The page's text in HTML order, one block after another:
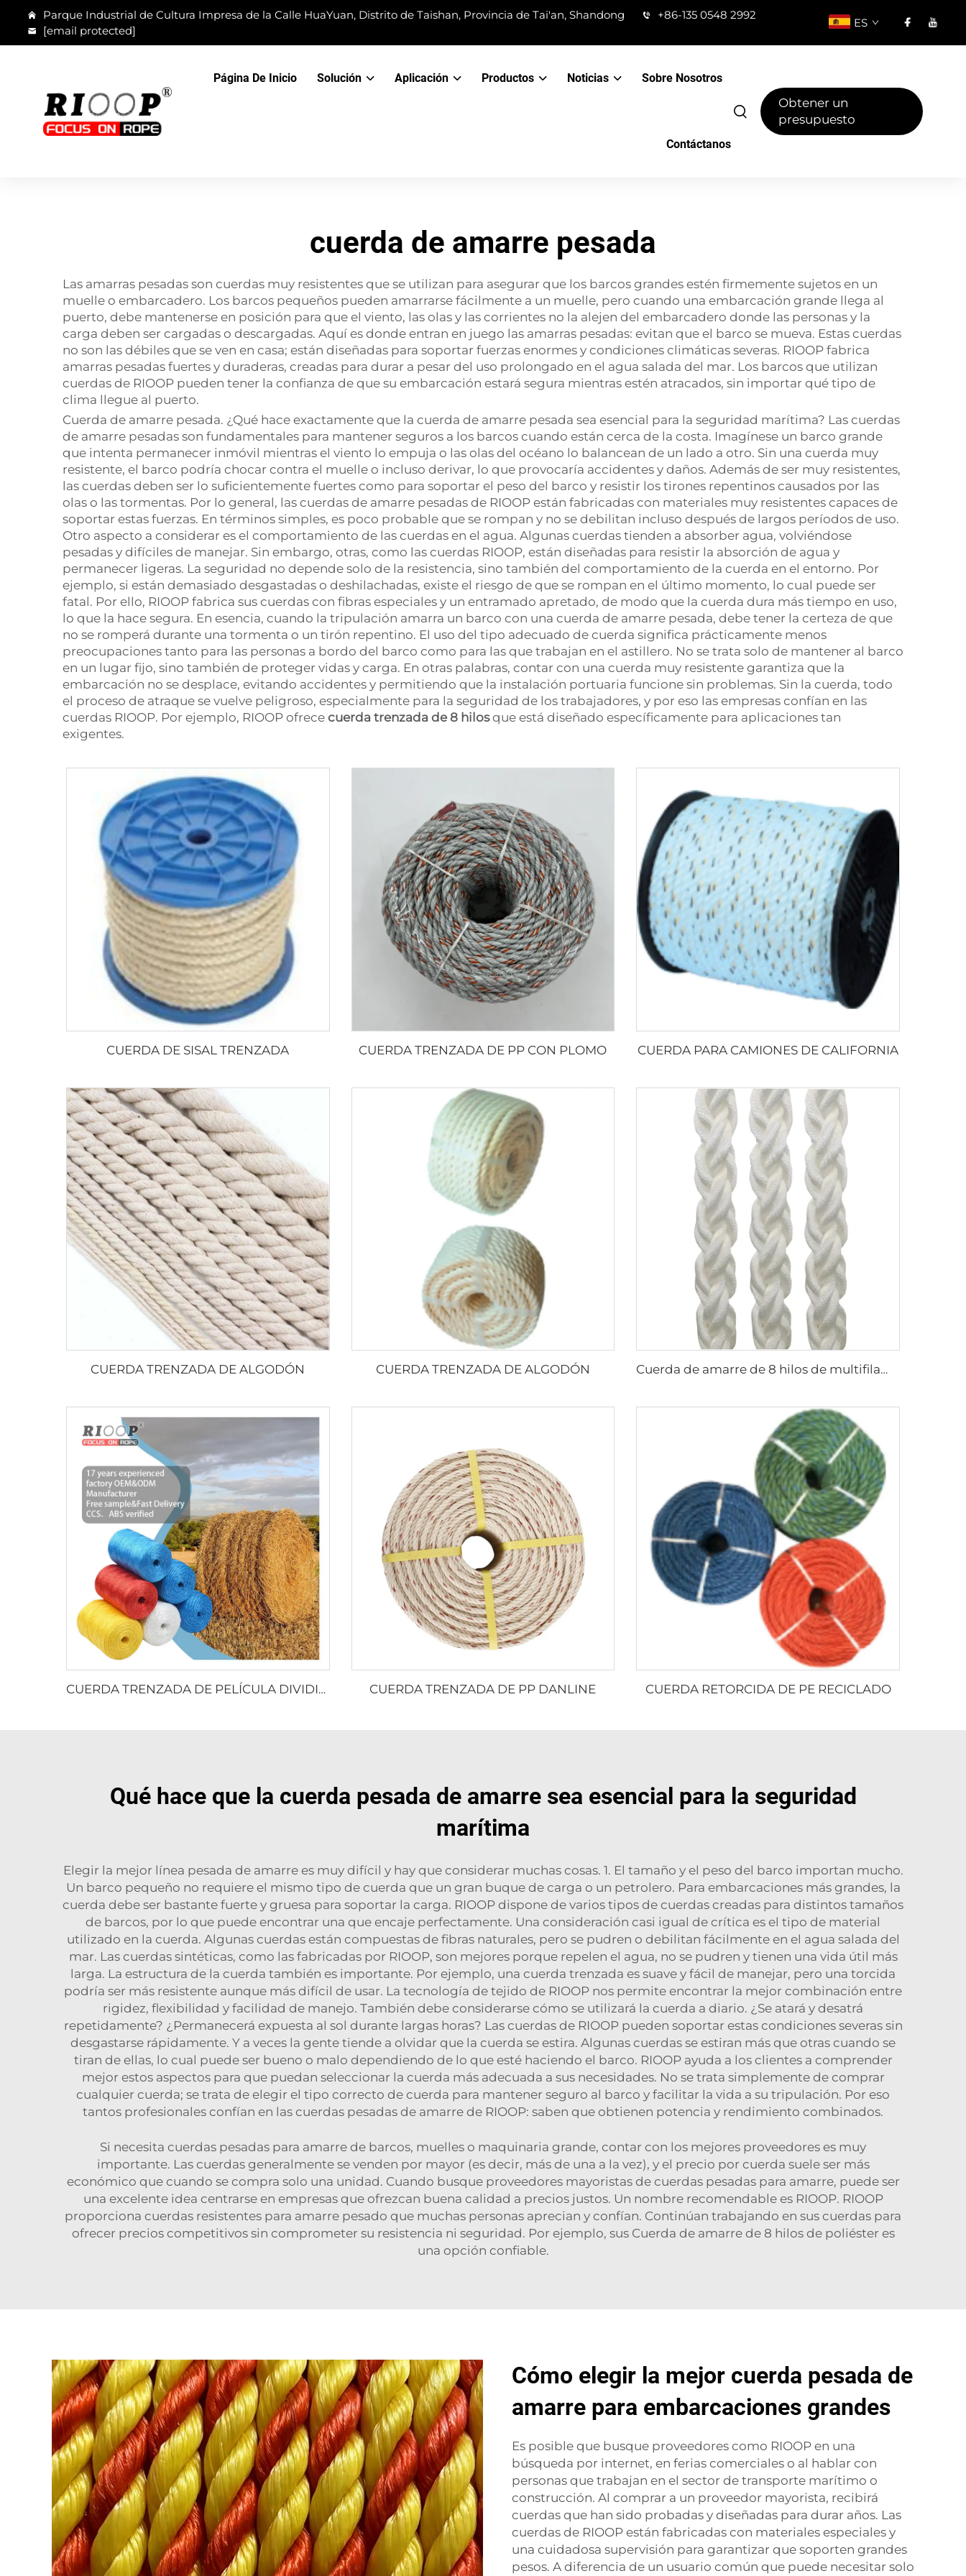
Parque Industrial de Cultura Impresa de la Calle HuaYuan, Distrito de Taishan, Provincia de Tai'an, Shandong
+86-135 0548 2992
[email protected]
ES
Página De Inicio Solución Aplicación Productos Noticias Sobre Nosotros
Contáctanos
Obtener un
presupuesto
cuerda de amarre pesada
Las amarras pesadas son cuerdas muy resistentes que se utilizan para asegurar que los barcos grandes estén firmemente sujetos en un
muelle o embarcadero. Los barcos pequeños pueden amarrarse fácilmente a un muelle, pero cuando una embarcación grande llega al
puerto, debe mantenerse en posición para que el viento, las olas y las corrientes no la alejen del embarcadero donde las personas y la
carga deben ser cargadas o descargadas. Aquí es donde entran en juego las amarras pesadas: evitan que el barco se mueva. Estas cuerdas
no son las débiles que se ven en casa; están diseñadas para soportar fuerzas enormes y condiciones climáticas severas. RIOOP fabrica
amarras pesadas fuertes y duraderas, creadas para durar a pesar del uso prolongado en el agua salada del mar. Los barcos que utilizan
cuerdas de RIOOP pueden tener la confianza de que su embarcación estará segura mientras estén atracados, sin importar qué tipo de
clima llegue al puerto.
Cuerda de amarre pesada. ¿Qué hace exactamente que la cuerda de amarre pesada sea esencial para la seguridad marítima? Las cuerdas
de amarre pesadas son fundamentales para mantener seguros a los barcos cuando están cerca de la costa. Imagínese un barco grande
que intenta permanecer inmóvil mientras el viento lo empuja o las olas del océano lo balancean de un lado a otro. Sin una cuerda muy
resistente, el barco podría chocar contra el muelle o incluso derivar, lo que provocaría accidentes y daños. Además de ser muy resistentes,
las cuerdas deben ser lo suficientemente fuertes como para soportar el peso del barco y resistir los tirones repentinos causados por las
olas o las tormentas. Por lo general, las cuerdas de amarre pesadas de RIOOP están fabricadas con materiales muy resistentes capaces de
soportar estas fuerzas. En términos simples, es poco probable que se rompan y no se debilitan incluso después de largos períodos de uso.
Otro aspecto a considerar es el comportamiento de las cuerdas en el agua. Algunas cuerdas tienden a absorber agua, volviéndose
pesadas y difíciles de manejar. Sin embargo, otras, como las cuerdas RIOOP, están diseñadas para resistir la absorción de agua y
permanecer ligeras. La seguridad no depende solo de la resistencia, sino también del comportamiento de la cuerda en el entorno. Por
ejemplo, si están demasiado desgastadas o deshilachadas, existe el riesgo de que se rompan en el último momento, lo cual puede ser
fatal. Por ello, RIOOP fabrica sus cuerdas con fibras especiales y un entramado apretado, de modo que la cuerda dura más tiempo en uso,
lo que la hace segura. En esencia, cuando la tripulación amarra un barco con una cuerda de amarre pesada, debe tener la certeza de que
no se romperá durante una tormenta o un tirón repentino. El uso del tipo adecuado de cuerda significa prácticamente menos
preocupaciones tanto para las personas a bordo del barco como para las que trabajan en el astillero. No se trata solo de mantener al barco
en un lugar fijo, sino también de proteger vidas y carga. En otras palabras, contar con una cuerda muy resistente garantiza que la
embarcación no se desplace, evitando accidentes y permitiendo que la instalación portuaria funcione sin problemas. Sin la cuerda, todo
el proceso de atraque se vuelve peligroso, especialmente para la seguridad de los trabajadores, y por eso las empresas confían en las
cuerdas RIOOP. Por ejemplo, RIOOP ofrece cuerda trenzada de 8 hilosque está diseñado específicamente para aplicaciones tan
exigentes.
CUERDA DE SISAL TRENZADA CUERDA TRENZADA DE PP CON PLOMO CUERDA PARA CAMIONES DE CALIFORNIA
CUERDA TRENZADA DE ALGODÓN CUERDA TRENZADA DE ALGODÓN Cuerda de amarre de 8 hilos de multifilamento PP
CUERDA TRENZADA DE PELÍCULA DIVIDIDA DE PP CUERDA TRENZADA DE PP DANLINE CUERDA RETORCIDA DE PE RECICLADO
Qué hace que la cuerda pesada de amarre sea esencial para la seguridad
marítima
Elegir la mejor línea pesada de amarre es muy difícil y hay que considerar muchas cosas. 1. El tamaño y el peso del barco importan mucho.
Un barco pequeño no requiere el mismo tipo de cuerda que un gran buque de carga o un petrolero. Para embarcaciones más grandes, la
cuerda debe ser bastante fuerte y gruesa para soportar la carga. RIOOP dispone de varios tipos de cuerdas creadas para distintos tamaños
de barcos, por lo que puede encontrar una que encaje perfectamente. Una consideración casi igual de crítica es el tipo de material
utilizado en la cuerda. Algunas cuerdas están compuestas de fibras naturales, pero se pudren o debilitan fácilmente en el agua salada del
mar. Las cuerdas sintéticas, como las fabricadas por RIOOP, son mejores porque repelen el agua, no se pudren y tienen una vida útil más
larga. La estructura de la cuerda también es importante. Por ejemplo, una cuerda trenzada es suave y fácil de manejar, pero una torcida
podría ser más resistente aunque más difícil de usar. La tecnología de tejido de RIOOP nos permite encontrar la mejor combinación entre
rigidez, flexibilidad y facilidad de manejo. También debe considerarse cómo se utilizará la cuerda a diario. ¿Se atará y desatrá
repetidamente? ¿Permanecerá expuesta al sol durante largas horas? Las cuerdas de RIOOP pueden soportar estas condiciones severas sin
desgastarse rápidamente. Y a veces la gente tiende a olvidar que la cuerda se estira. Algunas cuerdas se estiran más que otras cuando se
tiran de ellas, lo cual puede ser bueno o malo dependiendo de lo que esté haciendo el barco. RIOOP ayuda a los clientes a comprender
mejor estos aspectos para que puedan seleccionar la cuerda más adecuada a sus necesidades. No se trata simplemente de comprar
cualquier cuerda; se trata de elegir el tipo correcto de cuerda para mantener seguro al barco y facilitar la vida a su tripulación. Por eso
tantos profesionales confían en las cuerdas pesadas de amarre de RIOOP: saben que obtienen potencia y rendimiento combinados.
Si necesita cuerdas pesadas para amarre de barcos, muelles o maquinaria grande, contar con los mejores proveedores es muy
importante. Las cuerdas generalmente se venden por mayor (es decir, más de una a la vez), y el precio por cuerda suele ser más
económico que cuando se compra solo una unidad. Cuando busque proveedores mayoristas de cuerdas pesadas para amarre, puede ser
una excelente idea centrarse en empresas que ofrezcan buena calidad a precios justos. Un nombre recomendable es RIOOP. RIOOP
proporciona cuerdas resistentes para amarre pesado que muchas personas aprecian y confían. Continúan trabajando en sus cuerdas para
ofrecer precios competitivos sin comprometer su resistencia ni seguridad. Por ejemplo, sus Cuerda de amarre de 8 hilos de poliéster es
una opción confiable.
Cómo elegir la mejor cuerda pesada de
amarre para embarcaciones grandes
Es posible que busque proveedores como RIOOP en una
búsqueda por internet, en ferias comerciales o al hablar con
personas que trabajan en el sector de transporte marítimo o
construcción. Al comprar a un proveedor mayorista, recibirá
cuerdas que han sido probadas y diseñadas para durar años. Las
cuerdas de RIOOP están fabricadas con materiales especiales y
una cuidadosa supervisión para garantizar que soporten grandes
pesos. A diferencia de un usuario común que puede necesitar solo